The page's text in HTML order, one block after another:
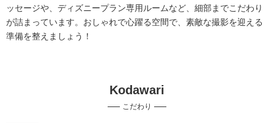
ッセージや、ディズニープラン専用ルームなど、細部までこだわり
が詰まっています。おしゃれで心躍る空間で、素敵な撮影を迎える
準備を整えましょう！
Kodawari
こだわり